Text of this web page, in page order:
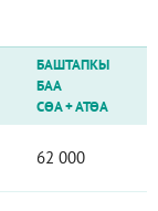
БАШТАПКЫ
БАА
СӨА+АТӨА
62 000